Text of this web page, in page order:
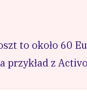
to około 60
przykład z Activo